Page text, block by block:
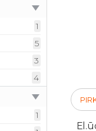
1
5
3
4
1